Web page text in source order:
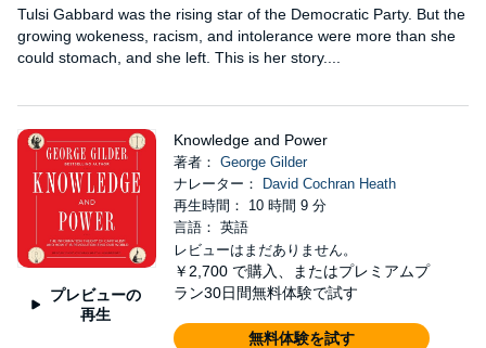
Tulsi Gabbard was the rising star of the Democratic Party. But the
growing wokeness, racism, and intolerance were more than she
could stomach, and she left. This is her story....
プレビューの
再生
Knowledge and Power
著者： George Gilder
ナレーター：
David Cochran Heath
再生時間： 10 時間 9 分
言語： 英語
レビューはまだありません。
￥2,700 で購入、またはプレミアムプ
ラン30日間無料体験で試す
無料体験を試す